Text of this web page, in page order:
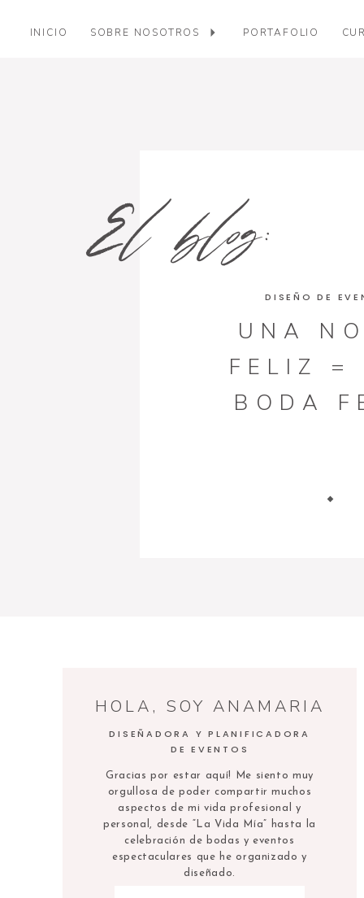
PORTAFOLIO
SOBRE NOSOTROS
INICIO
UNA
FELIZ =
BODA
DISEÑO DE
El blog:
HOLA, SOY ANAMARIA
DISEÑADORA Y PLANIFICADORA
DE EVENTOS
Gracias por estar aquí! Me siento muy
orgullosa de poder compartir muchos
aspectos de mi vida profesional y
personal, desde “La Vida Mía” hasta la
celebración de bodas y eventos
espectaculares que he organizado y
diseñado.